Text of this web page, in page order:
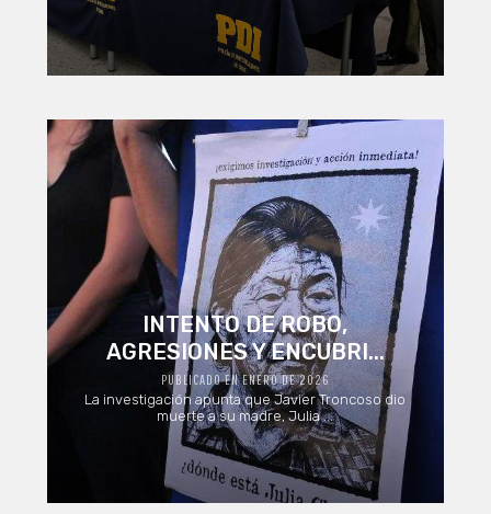
INTENTO DE ROBO,
AGRESIONES Y ENCUBRI...
PUBLICADO EN ENERO DE 2026
La investigación apunta que Javier Troncoso dio
muerte a su madre, Julia ...